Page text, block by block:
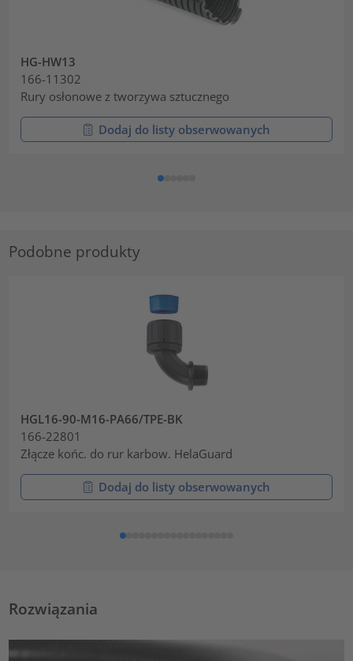
HG-HW13
166-11302
Rury osłonowe z tworzywa sztucznego
Dodaj do listy obserwowanych
Podobne produkty
HGL16-90-M16-PA66/TPE-BK
166-22801
Złącze końc. do rur karbow. HelaGuard
Dodaj do listy obserwowanych
Rozwiązania